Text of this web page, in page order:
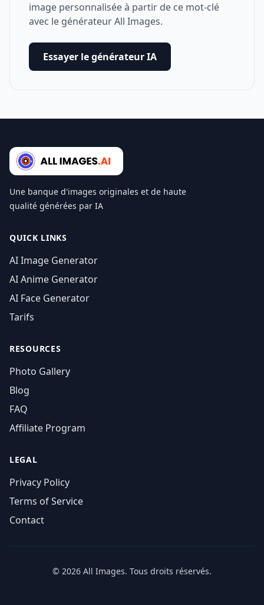
image personnalisée à partir de ce mot-clé
avec le générateur All Images.
Essayer le générateur IA
Une banque d'images originales et de haute
qualité générées par IA
QUICK LINKS
AI Image Generator
AI Anime Generator
AI Face Generator
Tarifs
RESOURCES
Photo Gallery
Blog
FAQ
Affiliate Program
LEGAL
Privacy Policy
Terms of Service
Contact
© 2026 All Images. Tous droits réservés.